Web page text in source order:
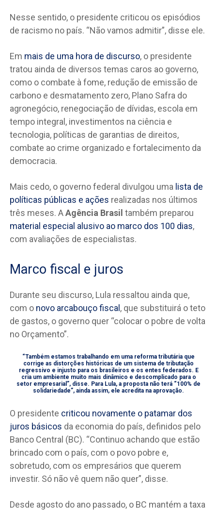
Nesse sentido, o presidente criticou os episódios
de racismo no país. “Não vamos admitir”, disse ele.
Em mais de uma hora de discurso, o presidente
tratou ainda de diversos temas caros ao governo,
como o combate à fome, redução de emissão de
carbono e desmatamento zero, Plano Safra do
agronegócio, renegociação de dívidas, escola em
tempo integral, investimentos na ciência e
tecnologia, políticas de garantias de direitos,
combate ao crime organizado e fortalecimento da
democracia.
Mais cedo, o governo federal divulgou uma lista de
políticas públicas e ações realizadas nos últimos
três meses. AAgência Brasil também preparou
material especial alusivo ao marco dos 100 dias,
com avaliações de especialistas.
Marco fiscal e juros
Durante seu discurso, Lula ressaltou ainda que,
com o novo arcabouço fiscal , que substituirá o teto
de gastos, o governo quer “colocar o pobre de volta
no Orçamento”.
“Também estamos trabalhando em uma reforma tributária que
corrige as distorções históricas de um sistema de tributação
regressivo e injusto para os brasileiros e os entes federados. E
cria um ambiente muito mais dinâmico e descomplicado para o
setor empresarial”, disse. Para Lula, a proposta não terá “100% de
solidariedade”, ainda assim, ele acredita na aprovação.
O presidente criticou novamente o patamar dos
juros básicos da economia do país, definidos pelo
Banco Central (BC). “Continuo achando que estão
brincado com o país, com o povo pobre e,
sobretudo, com os empresários que querem
investir. Só não vê quem não quer”, disse.
Desde agosto do ano passado, o BC mantém a taxa